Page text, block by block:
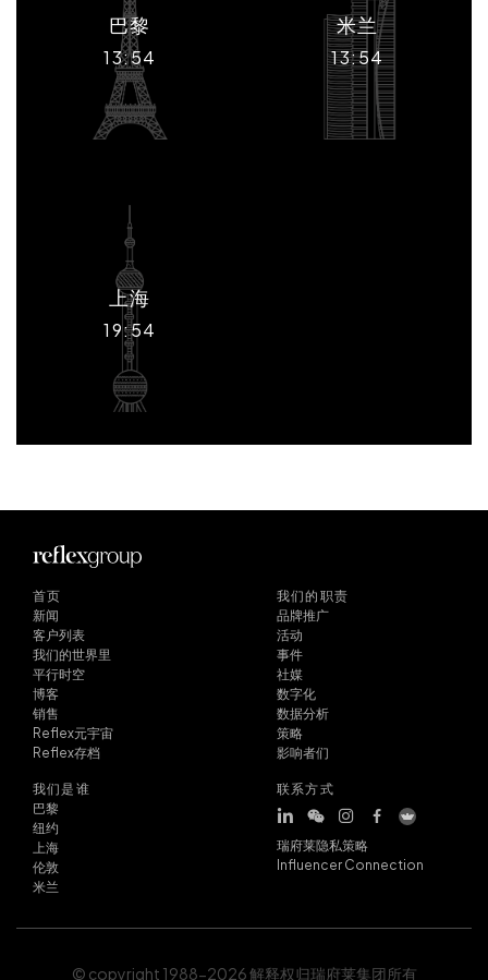
巴黎
13:54
米兰
13:54
上海
19:54
首页
新闻
客户列表
我们的世界里
平行时空
博客
销售
Reflex元宇宙
Reflex存档
我们的职责
品牌推广
活动
事件
社媒
数字化
数据分析
策略
影响者们
我们是谁
巴黎
纽约
上海
伦敦
米兰
联系方式
瑞府莱隐私策略
Influencer Connection
© copyright 1988-2026 解释权归瑞府莱集团所有